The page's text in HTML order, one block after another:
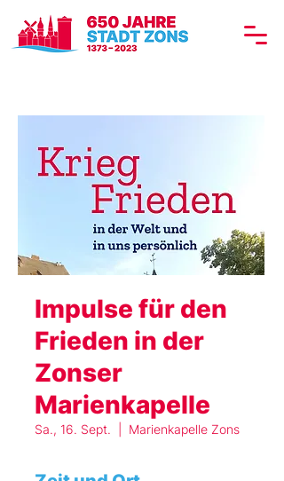
Impulse für den
Frieden in der
Zonser
Marienkapelle
Sa., 16. Sept. Marienkapelle Zons